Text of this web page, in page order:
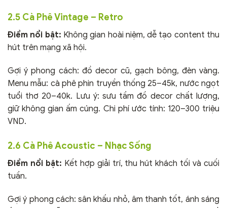
2.5 Cà Phê Vintage – Retro
Điểm nổi bật: Không gian hoài niệm, dễ tạo content thu
hút trên mạng xã hội.
Gợi ý phong cách: đồ decor cũ, gạch bông, đèn vàng.
Menu mẫu: cà phê phin truyền thống 25–45k, nước ngọt
tuổi thơ 20–40k. Lưu ý: sưu tầm đồ decor chất lượng,
giữ không gian ấm cúng. Chi phí ước tính: 120–300 triệu
VND.
2.6 Cà Phê Acoustic – Nhạc Sống
Điểm nổi bật: Kết hợp giải trí, thu hút khách tối và cuối
tuần.
Gợi ý phong cách: sân khấu nhỏ, âm thanh tốt, ánh sáng